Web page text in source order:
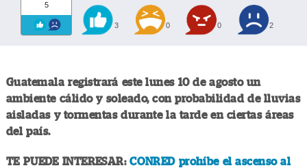
5
3 0 0 2
Guatemala registrará este lunes 10 de agosto un
ambiente cálido y soleado, con probabilidad de lluvias
aisladas y tormentas durante la tarde en ciertas áreas
del país.
TE PUEDE INTERESAR:CONRED prohíbe el ascenso al